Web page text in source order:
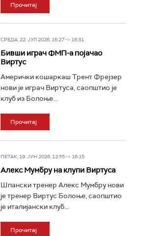
Прочитај
СРЕДА, 22. ЈУЛ 2026, 16:27 -> 16:31
Бивши играч ФМП-а појачао
Виртус
Амерички кошаркаш Трент Фрејзер
нови је играч Виртуса, саопштио је
клуб из Болоње...
Прочитај
ПЕТАК, 19. ЈУН 2026, 12:55 -> 16:15
Алекс Мумбру на клупи Виртуса
Шпански тренер Алекс Мумбру нови
је тренер Виртус Болоње, саопштио
је италијански клуб...
Прочитај